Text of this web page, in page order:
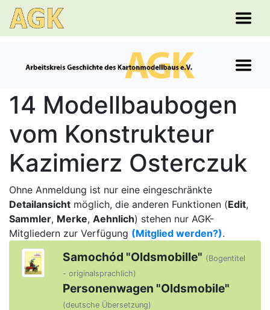
14 Modellbaubogen
vom Konstrukteur
Kazimierz Osterczuk
Ohne Anmeldung ist nur eine eingeschränkte
Detailansicht möglich, die anderen Funktionen (Edit,
Sammler, Merke, Aehnlich) stehen nur AGK-
Mitgliedern zur Verfügung (Mitglied werden?).
Samochód "Oldsmobille" (Bogentitel
- originalsprachlich)
Personenwagen "Oldsmobile"
(deutsche Übersetzung)